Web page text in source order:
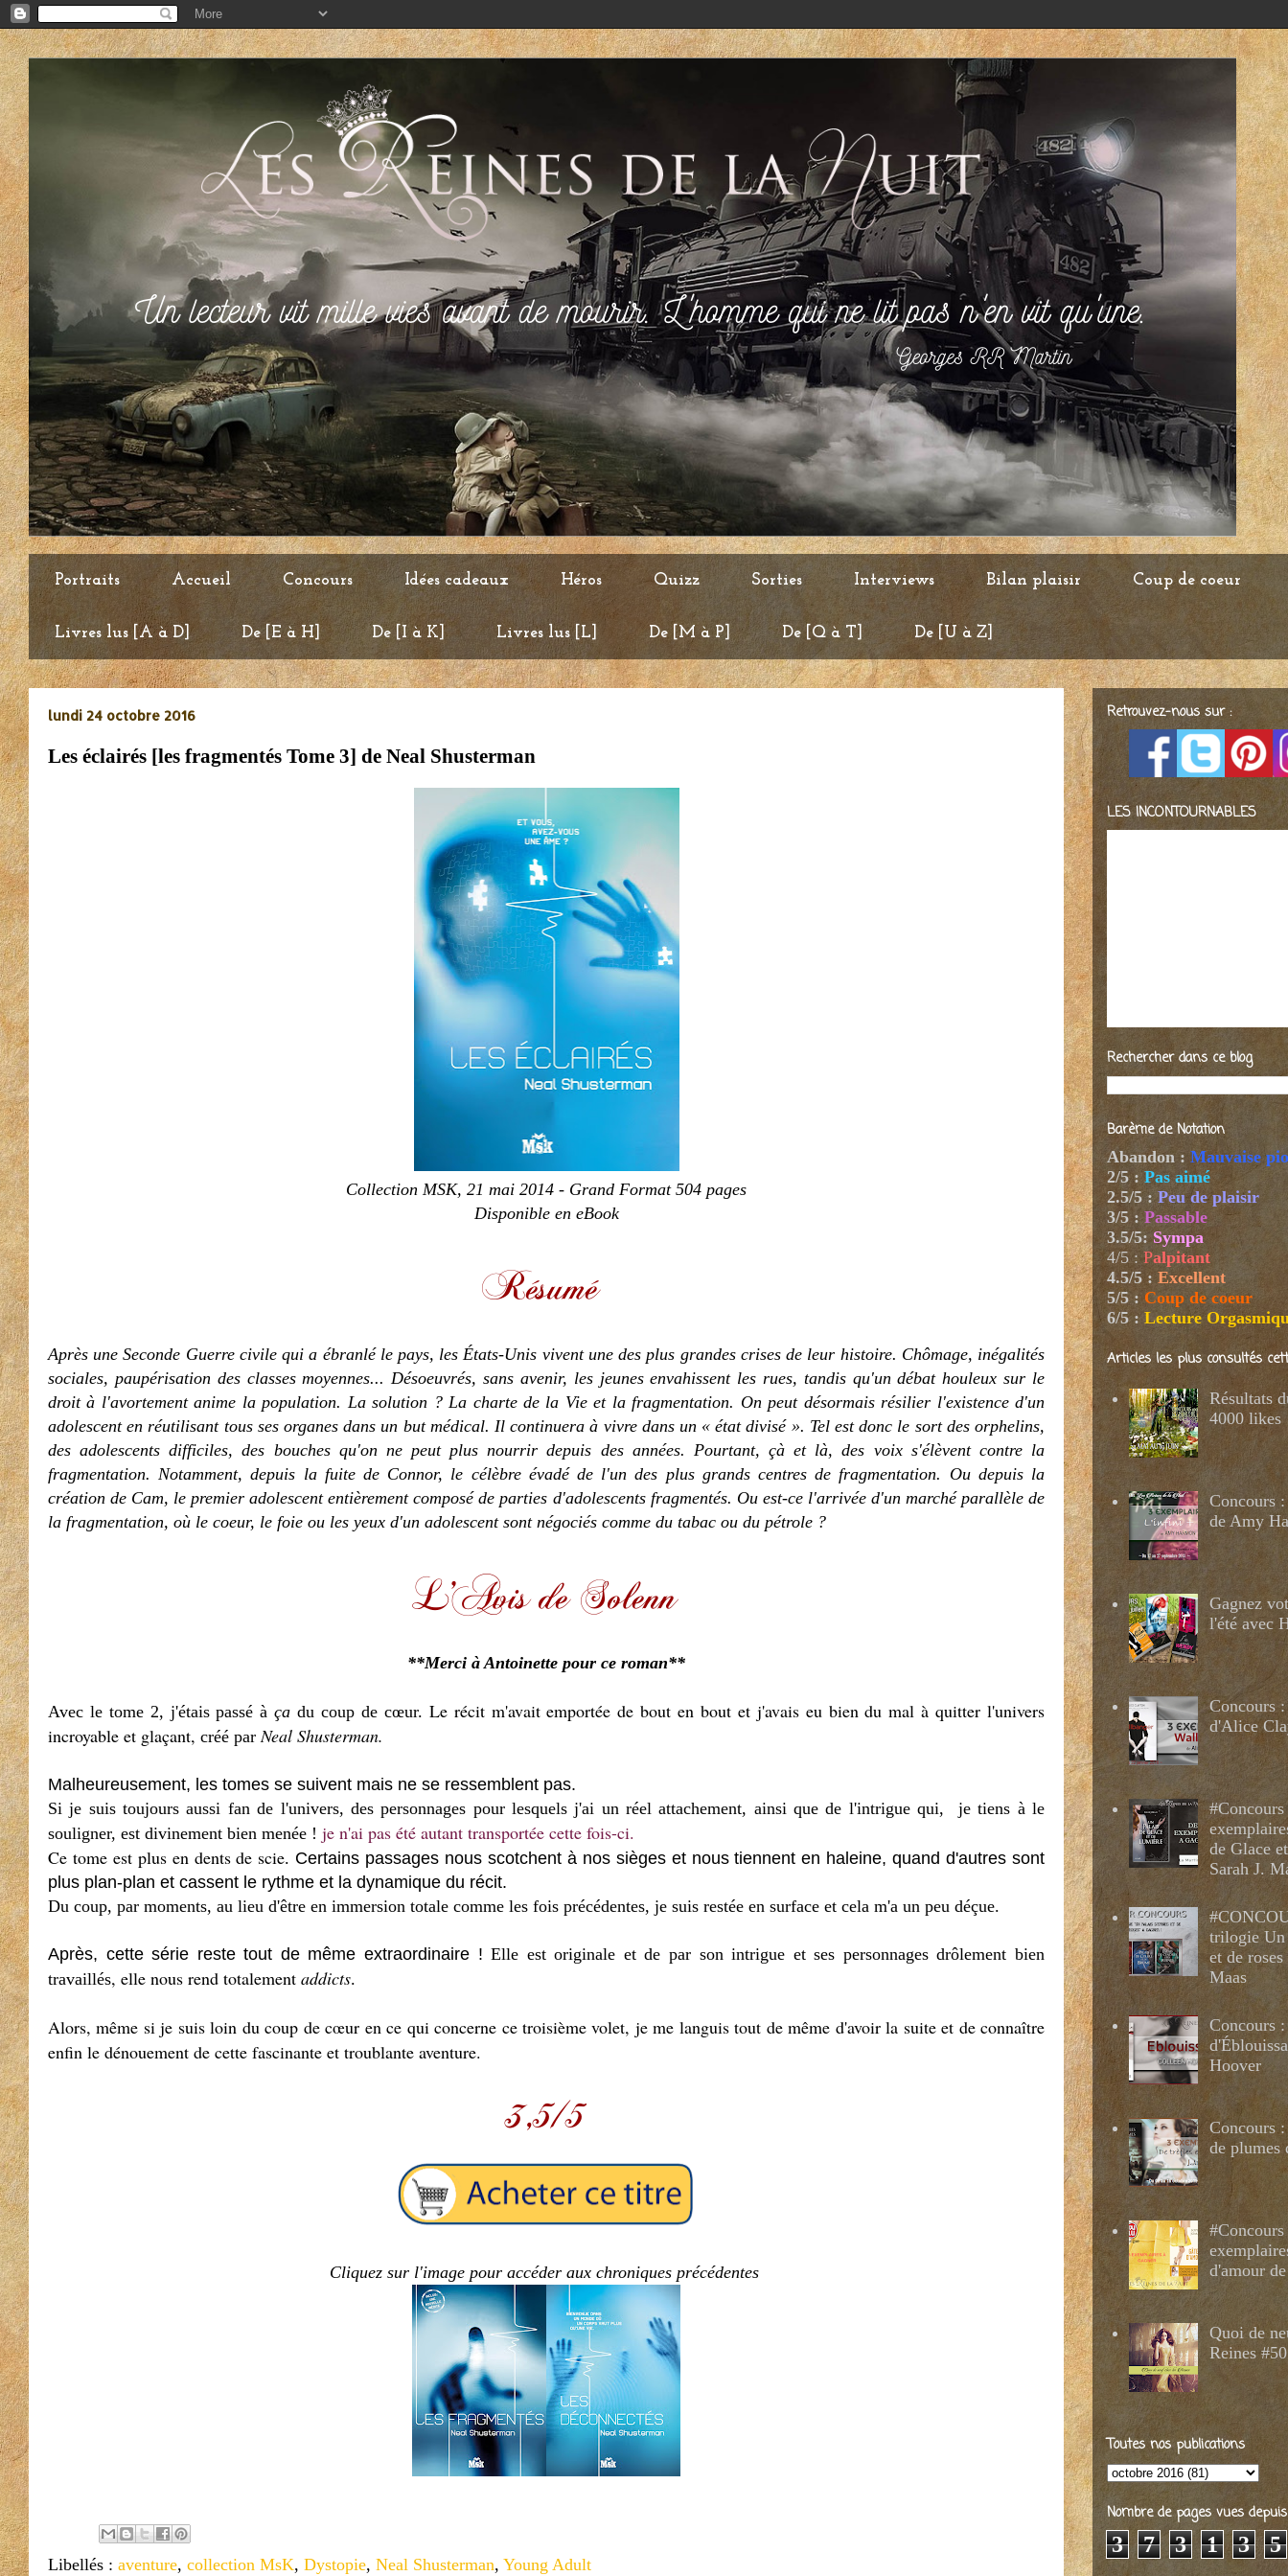
Portraits Accueil Concours Idées cadeaux Héros Quizz Sorties Interviews Bilan plaisir Coup de coeur
Livres lus [A à D] De [E à H] De [I à K] Livres lus [L] De [M à P] De [Q à T] De [U à Z]
lundi 24 octobre 2016
Les éclairés [les fragmentés Tome 3] de Neal Shusterman
Collection MSK, 21 mai 2014 - Grand Format 504 pages
Disponible en eBook
Après une Seconde Guerre civile qui a ébranlé le pays, les États-Unis vivent une des plus grandes crises de leur histoire. Chômage, inégalités
sociales, paupérisation des classes moyennes... Désoeuvrés, sans avenir, les jeunes envahissent les rues, tandis qu'un débat houleux sur le
droit à l'avortement anime la population. La solution ? La charte de la Vie et la fragmentation. On peut désormais résilier l'existence d'un
adolescent en réutilisant tous ses organes dans un but médical. Il continuera à vivre dans un « état divisé ». Tel est donc le sort des orphelins,
des adolescents difficiles, des bouches qu'on ne peut plus nourrir depuis des années. Pourtant, çà et là, des voix s'élèvent contre la
fragmentation. Notamment, depuis la fuite de Connor, le célèbre évadé de l'un des plus grands centres de fragmentation. Ou depuis la
création de Cam, le premier adolescent entièrement composé de parties d'adolescents fragmentés. Ou est-ce l'arrivée d'un marché parallèle de
la fragmentation, où le coeur, le foie ou les yeux d'un adolescent sont négociés comme du tabac ou du pétrole ?
**Merci à Antoinette pour ce roman**
Avec le tome 2, j'étais passé àça du coup de cœur. Le récit m'avait emportée de bout en bout et j'avais eu bien du mal à quitter l'univers
incroyable et glaçant, créé par Neal Shusterman.
Malheureusement, les tomes se suivent mais ne se ressemblent pas.
Si je suis toujours aussi fan de l'univers, des personnages pour lesquels j'ai un réel attachement, ainsi que de l'intrigue qui, je tiens à le
souligner, est divinement bien menée ! je n'ai pas été autant transportée cette fois-ci.
Ce tome est plus en dents de scie. Certains passages nous scotchent à nos sièges et nous tiennent en haleine, quand d'autres sont
plus plan-plan et cassent le rythme et la dynamique du récit.
Du coup, par moments, au lieu d'être en immersion totale comme les fois précédentes, je suis restée en surface et cela m'a un peu déçue.
Après, cette série reste tout de même extraordinaire ! Elle est originale et de par son intrigue et ses personnages drôlement bien
travaillés, elle nous rend totalement addicts.
Alors, même si je suis loin du coup de cœur en ce qui concerne ce troisième volet, je me languis tout de même d'avoir la suite et de connaître
enfin le dénouement de cette fascinante et troublante aventure.
Cliquez sur l'image pour accéder aux chroniques précédentes
Libellés : aventure, collection MsK, Dystopie, Neal Shusterman, Young Adult
Retrouvez-nous sur :
LES INCONTOURNABLES
Rechercher dans ce blog
Barème de Notation
Abandon : Mauvaise
2/5 : Pas aimé
2.5/5 : Peu de plaisir
3/5 : Passable
3.5/5: Sympa
4/5 : Palpitant
4.5/5 : Excellent
5/5 : Coup de coeur
6/5: Lecture
Articles les plus consultés
Résultats
4000 likes
Concours
de Amy
Gagnez
l'été avec
Concours
d'Alice
de Glace
Sarah J.
trilogie Un
et de
Maas
Concours
Hoover
Concours
de plumes
d'amour
Quoi de
Reines #50
Toutes nos publications
Nombre de pages vues depuis
3 7 3 1 3 5